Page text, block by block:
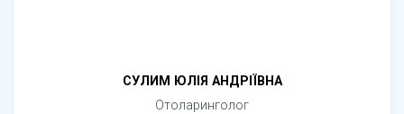
СУЛИМ ЮЛІЯ АНДРІЇВНА
Отоларинголог